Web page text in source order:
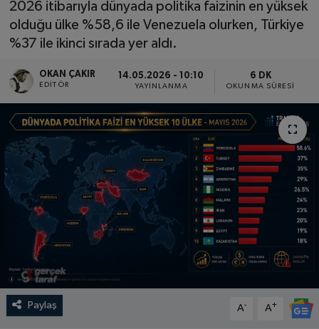
2026 itibarıyla dünyada politika faizinin en yüksek
olduğu ülke %58,6 ile Venezuela olurken, Türkiye
%37 ile ikinci sırada yer aldı.
OKAN ÇAKIR
EDITÖR
14.05.2026 - 10:10
YAYINLANMA
6 DK
OKUNMA SÜRESI
Paylaş A- A+
TEKNOLOJİ
YEMEK